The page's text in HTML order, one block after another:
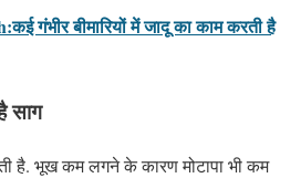
गंभीर बीमारियों में जादू का काम करती है
साग
भूख कम लगने के कारण मोटापा भी कम